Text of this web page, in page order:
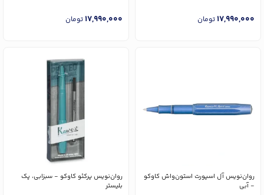
17,990,000تومان 17,990,000تومان
روان‌نویس آل اسپورت استون‌واش کاوکو
- آبی
روان‌نویس پرکئو کاوکو - سبزابی، پک
بلیستر